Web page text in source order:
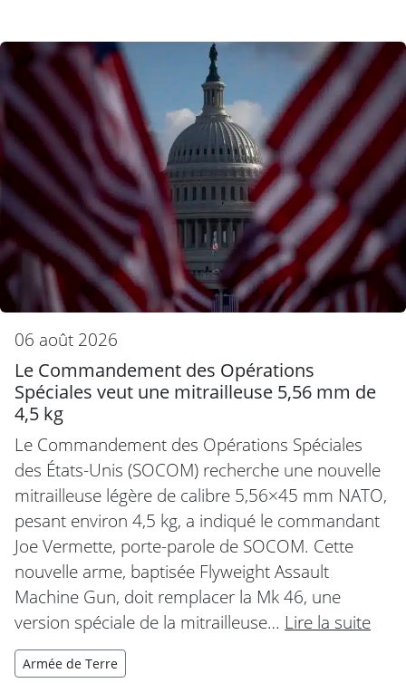
06 août 2026
Le Commandement des Opérations
Spéciales veut une mitrailleuse 5,56 mm de
4,5 kg
Le Commandement des Opérations Spéciales
des États-Unis (SOCOM) recherche une nouvelle
mitrailleuse légère de calibre 5,56×45 mm NATO,
pesant environ 4,5 kg, a indiqué le commandant
Joe Vermette, porte-parole de SOCOM. Cette
nouvelle arme, baptisée Flyweight Assault
Machine Gun, doit remplacer la Mk 46, une
version spéciale de la mitrailleuse… Lire la suite
Armée de Terre